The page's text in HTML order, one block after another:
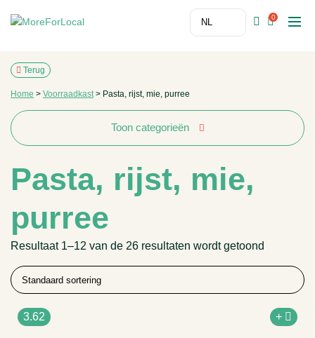
0
Terug
Home > Voorraadkast> Pasta, rijst, mie, purree
Toon categorieën
Pasta, rijst, mie,
purree
Resultaat 1–12 van de 26 resultaten wordt getoond
3.62 +